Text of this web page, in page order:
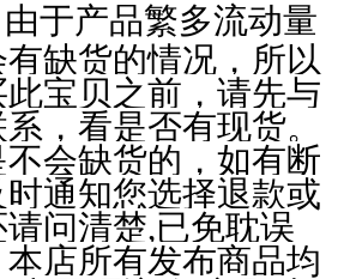
由于产品繁多流动量
缺货的情况，所以
宝贝之前，请先与
，看是否有现货。
会缺货的，如有断
通知您选择退款或
问清楚,已免耽误
店所有发布商品均